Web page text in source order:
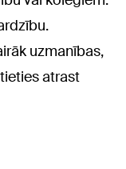
uzmanības,
atrast